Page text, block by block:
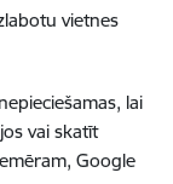
vietnes
lai
vai skatīt
Google